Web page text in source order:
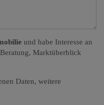
und habe Interesse an
Marktüberblick
Daten, weitere